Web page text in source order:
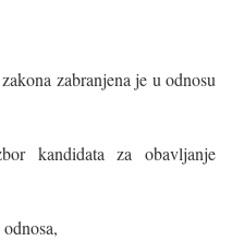
zabranjena je u odnosu
kandidata za obavljanje